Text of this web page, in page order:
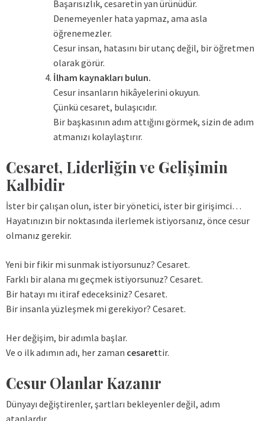
Başarısızlık, cesaretin yan ürünüdür.
Denemeyenler hata yapmaz, ama asla
öğrenemezler.
Cesur insan, hatasını bir utanç değil, bir öğretmen
olarak görür.
İlham kaynakları bulun.
Cesur insanların hikâyelerini okuyun.
Çünkü cesaret, bulaşıcıdır.
Bir başkasının adım attığını görmek, sizin de adım
atmanızı kolaylaştırır.
Cesaret, Liderliğin ve Gelişimin
Kalbidir
İster bir çalışan olun, ister bir yönetici, ister bir girişimci…
Hayatınızın bir noktasında ilerlemek istiyorsanız, önce cesur
olmanız gerekir.
Yeni bir fikir mi sunmak istiyorsunuz? Cesaret.
Farklı bir alana mı geçmek istiyorsunuz? Cesaret.
Bir hatayı mı itiraf edeceksiniz? Cesaret.
Bir insanla yüzleşmek mi gerekiyor? Cesaret.
Her değişim, bir adımla başlar.
Ve o ilk adımın adı, her zaman cesarettir.
Cesur Olanlar Kazanır
Dünyayı değiştirenler, şartları bekleyenler değil, adım
atanlardır.